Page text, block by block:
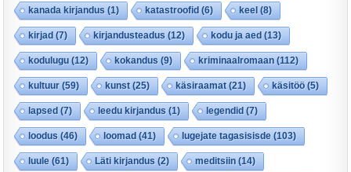
kanada kirjandus (1) katastroofid (6) keel (8)
kirjad (7) kirjandusteadus (12) kodu ja aed (13)
kodulugu (12) kokandus (9) kriminaalromaan (112)
kultuur (59) kunst(25) käsiraamat(21) käsitöö (5)
lapsed (7) leedu kirjandus (1) legendid (7)
loodus (46) loomad (41) lugejate tagasisisde (103)
luule (61) Läti kirjandus (2) meditsiin (14)